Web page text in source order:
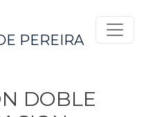
PEREIRA
DOBLE